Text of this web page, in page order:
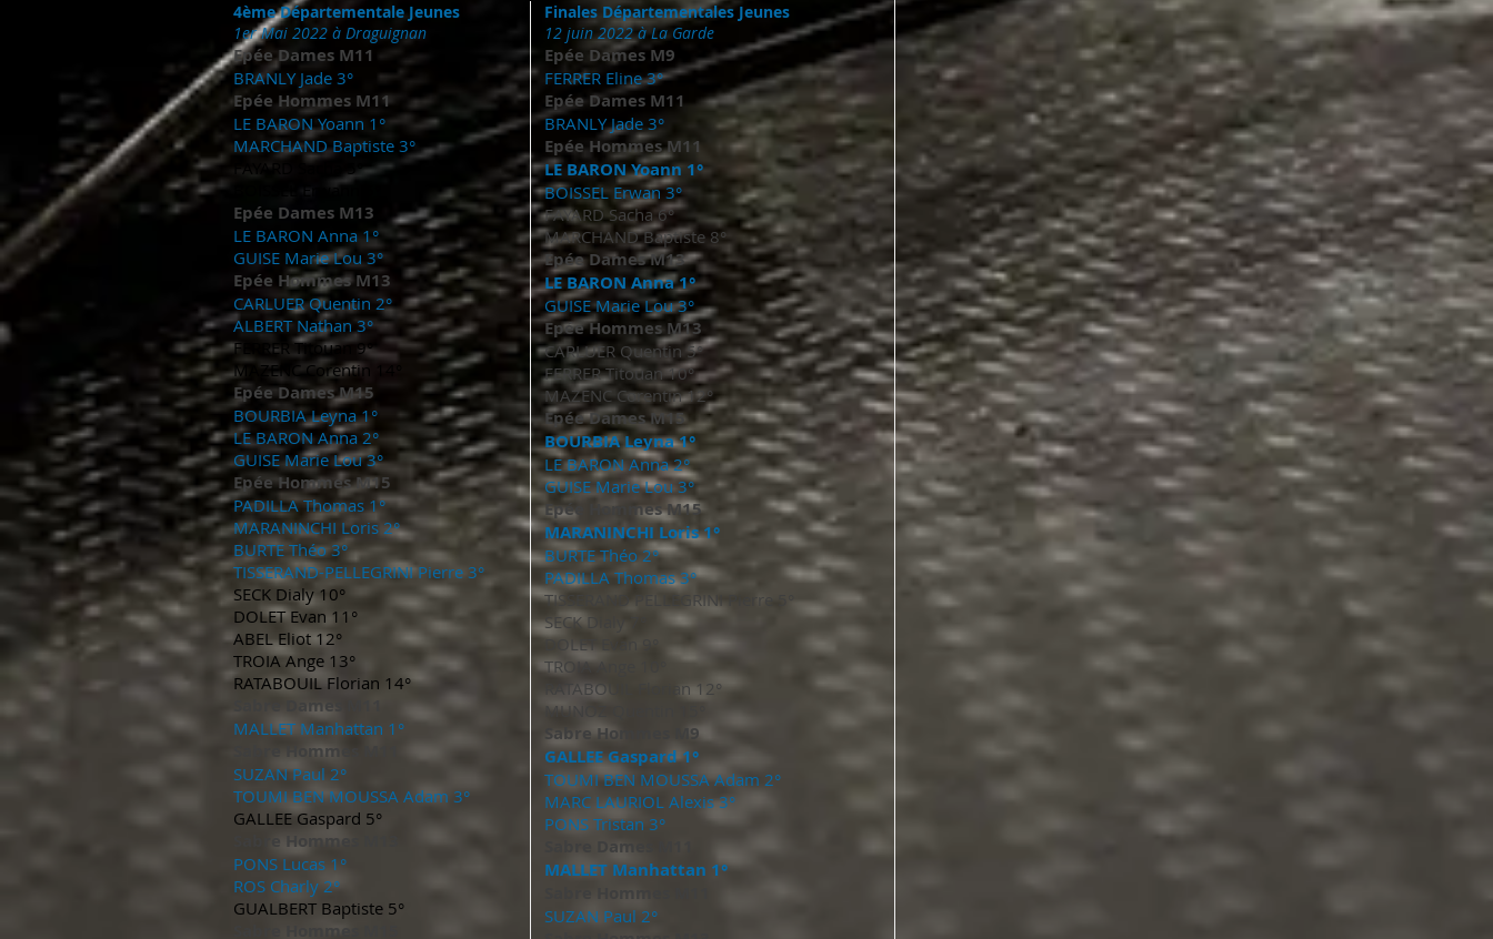
4ème Départementale Jeunes
1er Mai 2022 à Draguignan
Epée Dames M11
BRANLY Jade 3°
Epée Hommes M11
LE BARON Yoann 1°
MARCHAND Baptiste 3°
FAYARD Sacha 5°
BOISSEL Erwann 6°
Epée Dames M13
LE BARON Anna 1°
GUISE Marie Lou 3°
Epée Hommes M13
CARLUER Quentin 2°
ALBERT Nathan 3°
FERRER Titouan 9°
MAZENC Corentin 14°
Epée Dames M15
BOURBIA Leyna 1°
LE BARON Anna 2°
GUISE Marie Lou 3°
Epée Hommes M15
PADILLA Thomas 1°
MARANINCHI Loris 2°
BURTE Théo 3°
TISSERAND-PELLEGRINI Pierre 3°
SECK Dialy 10°
DOLET Evan 11°
ABEL Eliot 12°
TROIA Ange 13°
RATABOUIL Florian 14°
Sabre Dames M11
MALLET Manhattan 1°
Sabre Hommes M11
SUZAN Paul 2°
TOUMI BEN MOUSSA Adam 3°
GALLEE Gaspard 5°
Sabre Hommes M13
PONS Lucas 1 °
ROS Charly 2°
GUALBERT Baptiste 5°
Sabre Hommes M15
Finales Départementales Jeunes
12 juin 2022 à La Garde
Epée Dames M9
FERRER Eline 3°
Epée Dames M11
BRANLY Jade 3°
Epée Hommes M11
LE BARON Yoann 1°
BOISSEL Erwan 3°
FAYARD Sacha 6°
MARCHAND Baptiste 8°
Epée Dames M13
LE BARON Anna 1°
GUISE Marie Lou 3°
Epée Hommes M13
CARLUER Quentin 5°
FERRER Titouan 10°
MAZENC Corentin 12°
Epée Dames M15
BOURBIA Leyna 1°
LE BARON Anna 2°
GUISE Marie Lou 3°
Epée Hommes M15
MARANINCHI Loris 1°
BURTE Théo 2°
PADILLA Thomas 3°
TISSERAND PELLEGRINI Pierre 5°
SECK Dialy 7°
DOLET Evan 9°
TROIA Ange 10°
RATABOUIL Florian 12°
MUNOZ Quentin 15°
Sabre Hommes M9
GALLEE Gaspard 1°
TOUMI BEN MOUSSA Adam 2°
MARC LAURIOL Alexis 3°
PONS Tristan 3°
Sabre Dames M11
MALLET Manhattan 1°
SUZAN Paul 2°